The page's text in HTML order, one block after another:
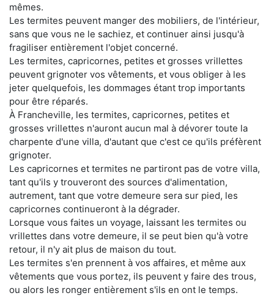
mêmes.
Les termites peuvent manger des mobiliers, de l'intérieur,
sans que vous ne le sachiez, et continuer ainsi jusqu'à
fragiliser entièrement l'objet concerné.
Les termites, capricornes, petites et grosses vrillettes
peuvent grignoter vos vêtements, et vous obliger à les
jeter quelquefois, les dommages étant trop importants
pour être réparés.
À Francheville, les termites, capricornes, petites et
grosses vrillettes n'auront aucun mal à dévorer toute la
charpente d'une villa, d'autant que c'est ce qu'ils préfèrent
grignoter.
Les capricornes et termites ne partiront pas de votre villa,
tant qu'ils y trouveront des sources d'alimentation,
autrement, tant que votre demeure sera sur pied, les
capricornes continueront à la dégrader.
Lorsque vous faites un voyage, laissant les termites ou
vrillettes dans votre demeure, il se peut bien qu'à votre
retour, il n'y ait plus de maison du tout.
Les termites s'en prennent à vos affaires, et même aux
vêtements que vous portez, ils peuvent y faire des trous,
ou alors les ronger entièrement s'ils en ont le temps.